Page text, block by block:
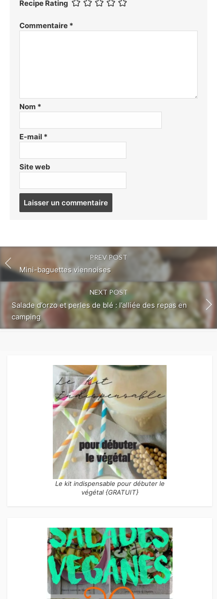
Recipe Rating
Commentaire *
Nom *
E-mail *
Site web
PREV POST
Mini-baguettes viennoises
NEXT POST
Salade d’orzo et perles de blé : l’alliée des repas en
camping
Le kit indispensable pour débuter le
végétal {GRATUIT}